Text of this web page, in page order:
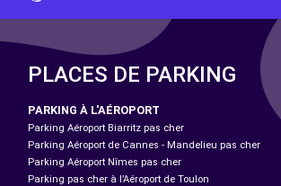
PLACES DE PARKING
PARKING À L'AÉROPORT
Parking Aéroport Biarritz pas cher
Parking Aéroport de Cannes - Mandelieu pas cher
Parking Aéroport Nîmes pas cher
Parking pas cher à l’Aéroport de Toulon